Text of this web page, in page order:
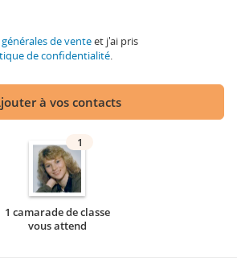
de venteet j'ai pris
de confidentialité.
à vos contacts
1
1 camarade de classe
vous attend